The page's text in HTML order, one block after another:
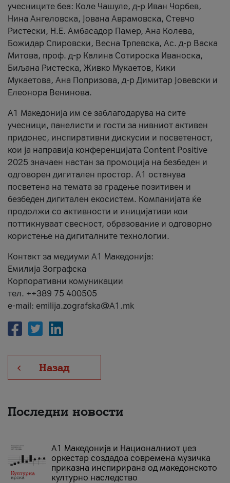
учесниците беа: Коле Чашуле, д-р Иван Чорбев,
Нина Ангеловска, Јована Аврамовска, Стевчо
Ристески, Н.Е. Амбасадор Памер, Ана Колева,
Божидар Спировски, Весна Трпевска, Ас. д-р Васка
Митова, проф. д-р Калина Сотироска Иваноска,
Биљана Ристеска, Живко Мукаетов, Кики
Мукаетова, Ана Попризова, д-р Димитар Јовевски и
Елеонора Венинова.
А1 Македонија им се заблагодарува на сите
учесници, панелисти и гости за нивниот активен
придонес, инспиративни дискусии и посветеност,
кои ја направија конференцијата Content Positive
2025 значаен настан за промоција на безбеден и
одговорен дигитален простор. А1 останува
посветена на темата за градење позитивен и
безбеден дигитален екосистем. Компанијата ќе
продолжи со активности и иницијативи кои
поттикнуваат свесност, образование и одговорно
користење на дигиталните технологии.
Контакт за медиуми А1 Македонија:
Емилија Зографска
Корпоративни комуникации
тел. ++389 75 400505
e-mail: emilija.zografska@A1.mk
Назад
Последни новости
А1 Македонија и Националниот џез
оркестар создадоа современа музичка
приказна инспирирана од македонското
културно наследство